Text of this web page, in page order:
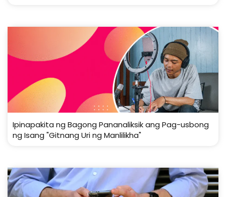
Ipinapakita ng Bagong Pananaliksik ang Pag-usbong
ng Isang "Gitnang Uri ng Manlilikha"